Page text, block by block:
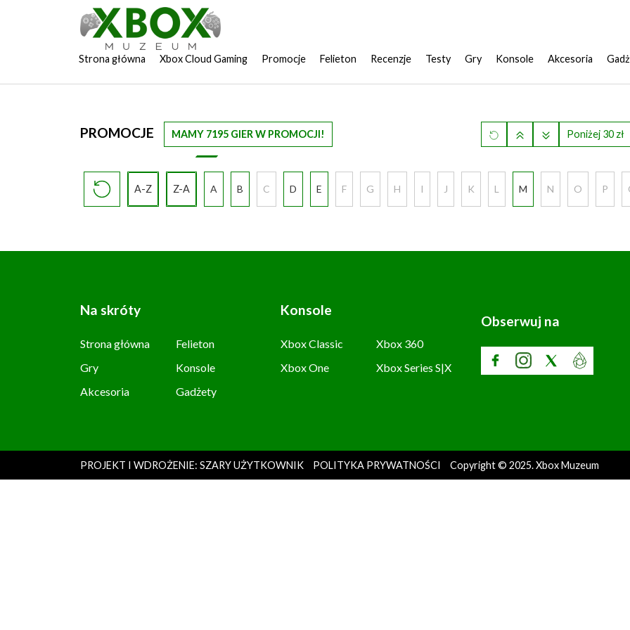
Strona główna Xbox Cloud Gaming Promocje Felieton Recenzje Testy Gry Konsole Akcesoria
PROMOCJE MAMY 7195 GIER W PROMOCJI! Poniżej 30 zł
A-Z Z-A A B C D E F G H I J K L M N O P
Na skróty
Strona główna
Felieton
Gry
Konsole
Akcesoria
Gadżety
Konsole
Xbox Classic
Xbox 360
Xbox One
Xbox Series S|X
Obserwuj na
PROJEKT I WDROŻENIE: SZARY UŻYTKOWNIK POLITYKA PRYWATNOŚCI Copyright © 2025. Xbox Muzeum